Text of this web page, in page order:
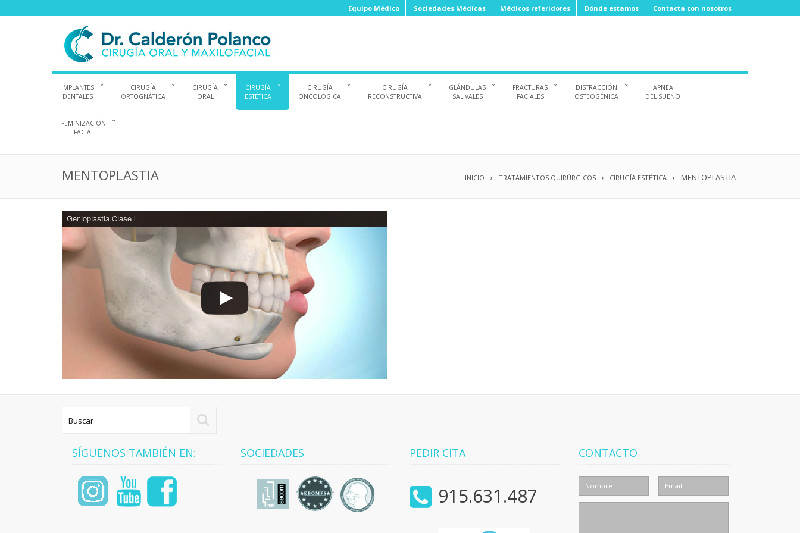
Equipo Médico Sociedades Médicas Médicos referidores Dónde estamos Contacta con nosotros
IMPLANTES
DENTALES
CIRUGÍA
ORTOGNÁTICA
CIRUGÍA
ORAL
CIRUGÍA
ESTÉTICA
CIRUGÍA
ONCOLÓGICA
CIRUGÍA
RECONSTRUCTIVA
GLÁNDULAS
SALIVALES
FRACTURAS
FACIALES
DISTRACCIÓN
OSTEOGÉNICA
APNEA
DEL SUEÑO
FEMINIZACIÓN
FACIAL
MENTOPLASTIA INICIO TRATAMIENTOS QUIRÚRGICOS CIRUGÍA ESTÉTICA MENTOPLASTIA
SÍGUENOS TAMBIÉN EN: SOCIEDADES PEDIR CITA
915.631.487
CONTACTO